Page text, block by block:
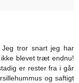
Jeg tror snart jeg har
blevet træt endnu!
er rester fra i går
og saftigt